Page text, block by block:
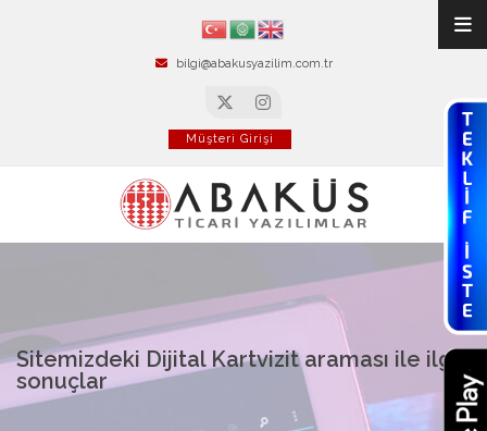
bilgi@abakusyazilim.com.tr
Müşteri Girişi
Sitemizdeki Dijital Kartvizit araması ile ilgili
sonuçlar